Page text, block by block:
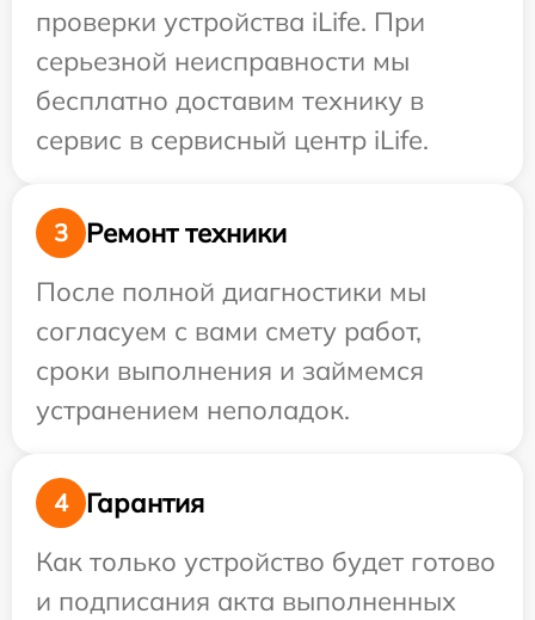
проверки устройства iLife. При
серьезной неисправности мы
бесплатно доставим технику в
сервис в сервисный центр iLife.
3
Ремонт техники
После полной диагностики мы
согласуем с вами смету работ,
сроки выполнения и займемся
устранением неполадок.
4
Гарантия
Как только устройство будет готово
и подписания акта выполненных